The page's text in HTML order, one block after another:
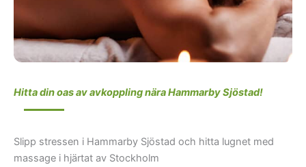
Hitta din oas av avkoppling nära Hammarby Sjöstad!
Slipp stressen i Hammarby Sjöstad och hitta lugnet med
massage i hjärtat av Stockholm